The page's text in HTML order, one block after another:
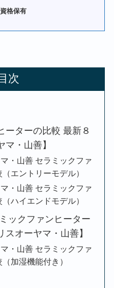
資格保有
次
ーターの比較 最新８
・山善】
・山善 セラミックファ
エントリーモデル）
・山善 セラミックファ
ハイエンドモデル）
ックファンヒーター
オーヤマ・山善】
・山善 セラミックファ
加湿機能付き）